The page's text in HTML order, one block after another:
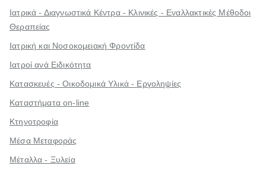
Ιατρικά - Διαγνωστικά Κέντρα - Κλινικές - Εναλλακτικές Μέθοδοι
Θεραπείας
Ιατρική και Νοσοκομειακή Φροντίδα
Ιατροί ανά Ειδικότητα
Κατασκευές - Οικοδομικά Υλικά - Εργοληψίες
Καταστήματα on-line
Κτηνοτροφία
Μέσα Μεταφοράς
Μέταλλα - Ξυλεία